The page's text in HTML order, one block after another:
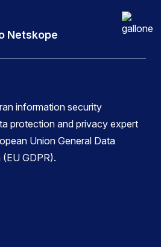
Netskope
information security
protection and privacy expert
Union General Data
GDPR).